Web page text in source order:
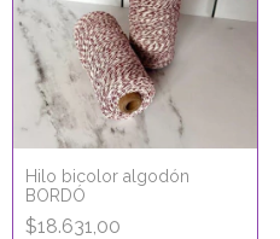
Hilo bicolor algodón
BORDÓ
$18.631,00